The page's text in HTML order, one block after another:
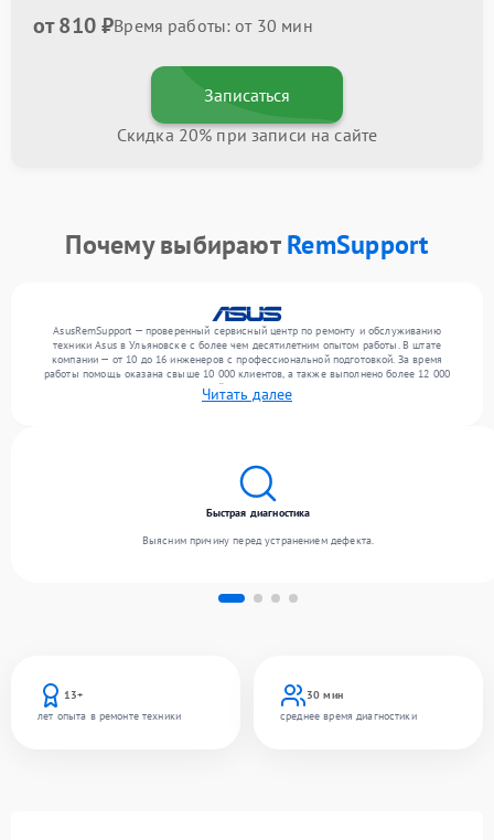
от 810 ₽Время работы: от 30 мин
Записаться
Скидка 20% при записи на сайте
Почему выбираютRemSupport
AsusRemSupport — проверенный сервисный центр по ремонту и обслуживанию
техники Asus в Ульяновске с более чем десятилетним опытом работы. В штате
компании — от 10 до 16 инженеров с профессиональной подготовкой. За время
работы помощь оказана свыше 10 000 клиентов, а также выполнено более 12 000
ремонтов. Ежемесячно в сервисный центр поступает свыше 300 единиц техники,
включая , , . Мы работаем с широким спектром неисправностей и гарантируем
Читать далее
13+
лет опыта в ремонте техники
30 мин
среднее время диагностики
Быстрая диагностика
Выясним причину перед устранением дефекта.